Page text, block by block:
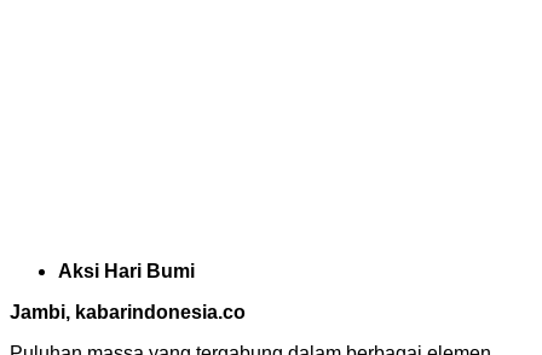
Aksi Hari Bumi
Jambi, kabarindonesia.co